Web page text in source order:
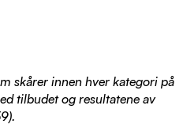
skårer innen hver kategori på
tilbudet og resultatene av